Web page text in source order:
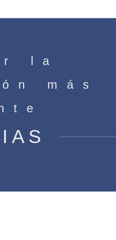
la
más